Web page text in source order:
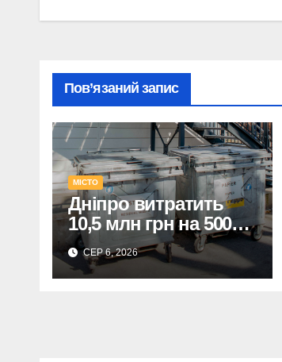
Пов’язаний запис
МІСТО
Дніпро витратить
10,5 млн грн на 500
нових сміттєвих
контейнерів.
СЕР 6, 2026